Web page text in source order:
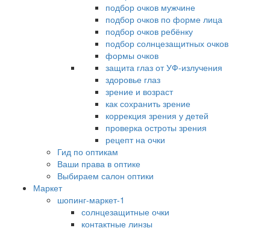
подбор очков мужчине
подбор очков по форме лица
подбор очков ребёнку
подбор солнцезащитных очков
формы очков
защита глаз от УФ-излучения
здоровье глаз
зрение и возраст
как сохранить зрение
коррекция зрения у детей
проверка остроты зрения
рецепт на очки
Гид по оптикам
Ваши права в оптике
Выбираем салон оптики
Маркет
шопинг-маркет-1
солнцезащитные очки
контактные линзы